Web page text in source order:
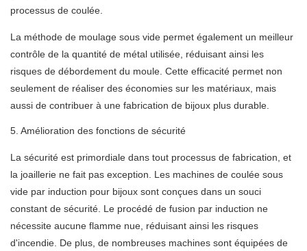
processus de coulée.
La méthode de moulage sous vide permet également un meilleur
contrôle de la quantité de métal utilisée, réduisant ainsi les
risques de débordement du moule. Cette efficacité permet non
seulement de réaliser des économies sur les matériaux, mais
aussi de contribuer à une fabrication de bijoux plus durable.
5. Amélioration des fonctions de sécurité
La sécurité est primordiale dans tout processus de fabrication, et
la joaillerie ne fait pas exception. Les machines de coulée sous
vide par induction pour bijoux sont conçues dans un souci
constant de sécurité. Le procédé de fusion par induction ne
nécessite aucune flamme nue, réduisant ainsi les risques
d'incendie. De plus, de nombreuses machines sont équipées de